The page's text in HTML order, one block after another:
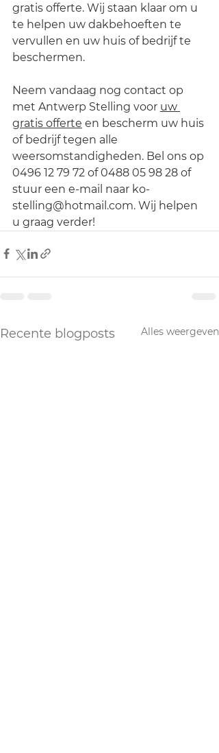
gratis offerte. Wij staan klaar om u
te helpen uw dakbehoeften te
vervullen en uw huis of bedrijf te
beschermen.
Neem vandaag nog contact op
met Antwerp Stelling voor uw
gratis offerte en bescherm uw huis
of bedrijf tegen alle
weersomstandigheden. Bel ons op
0496 12 79 72 of 0488 05 98 28 of
stuur een e-mail naar ko-
stelling@hotmail.com. Wij helpen
u graag verder!
Recente blogposts Alles weergeven